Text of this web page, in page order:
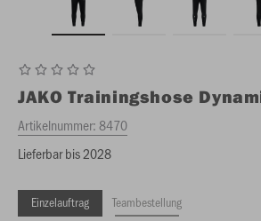
JAKO Trainingshose
Artikelnummer:8470
Lieferbar bis 2028
Einzelauftrag Teambestellung